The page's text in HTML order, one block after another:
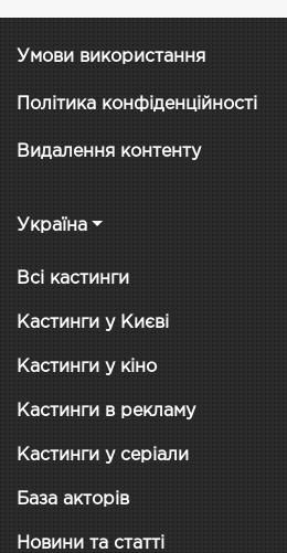
Умови використання
Політика конфіденційності
Видалення контенту
Україна
Всі кастинги
Кастинги у Києві
Кастинги у кіно
Кастинги в рекламу
Кастинги у серіали
База акторів
Новини та статті